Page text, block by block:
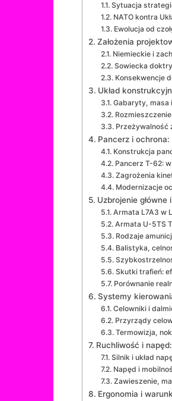
Sytuacja
NATO kontra
Ewolucja od
Założenia
Niemieckie i
Sowiecka
Konsekwencje
Układ
Gabaryty, masa
Przeżywalność
Pancerz i
Konstrukcja
Pancerz T-62:
Zagrożenia
Modernizacje
Uzbrojenie główne
Armata L7A3 w
Armata U-5TS
Rodzaje
Balistyka,
Skutki trafień:
Porównanie
Systemy
Celowniki i
Przyrządy
Termowizja,
Ruchliwość i
Silnik i układ
Napęd i
Zawieszenie,
Ergonomia i